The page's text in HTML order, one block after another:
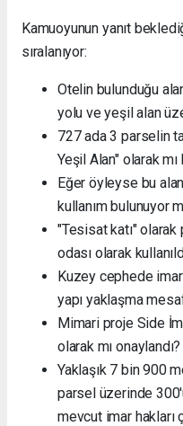
Kamuoyunun yanıt
sıralanıyor:
Otelin bulunduğu
yolu ve yeşil alan
727 ada 3 parselin
Yeşil Alan" olarak mı
Eğer öyleyse bu
kullanım bulunuyor
"Tesisat katı"
odası olarak
Kuzey cephede
yapı yaklaşma
Mimari proje Side
olarak mı onaylandı?
Yaklaşık 7 bin 900
parsel üzerinde
mevcut imar hakları